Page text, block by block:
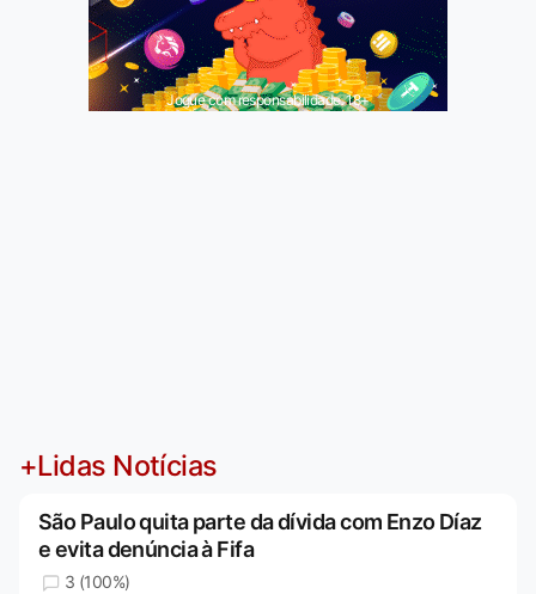
Jogue com responsabilidade. 18+
+Lidas Notícias
São Paulo quita parte da dívida com Enzo Díaz
e evita denúncia à Fifa
3 (100%)